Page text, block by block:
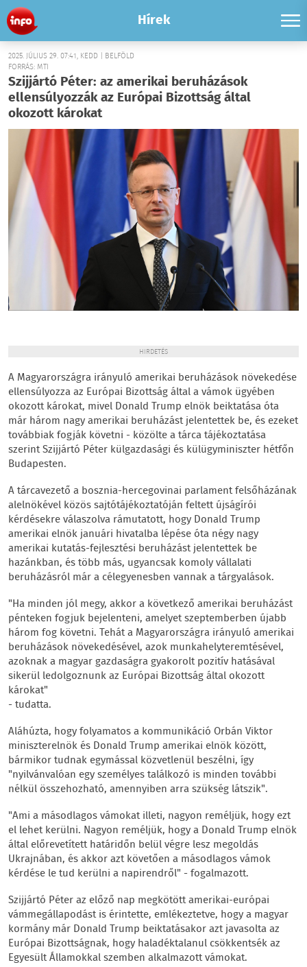
Hírek
2025. JÚLIUS 29. 07:41, KEDD | BELFÖLD
FORRÁS: MTI
Szijjártó Péter: az amerikai beruházások
ellensúlyozzák az Európai Bizottság által
okozott károkat
HIRDETÉS
A Magyarországra irányuló amerikai beruházások növekedése
ellensúlyozza az Európai Bizottság által a vámok ügyében
okozott károkat, mivel Donald Trump elnök beiktatása óta
már három nagy amerikai beruházást jelentettek be, és ezeket
továbbiak fogják követni - közölte a tárca tájékoztatása
szerint Szijjártó Péter külgazdasági és külügyminiszter hétfőn
Budapesten.
A tárcavezető a bosznia-hercegovinai parlament felsőházának
alelnökével közös sajtótájékoztatóján feltett újságírói
kérdésekre válaszolva rámutatott, hogy Donald Trump
amerikai elnök januári hivatalba lépése óta négy nagy
amerikai kutatás-fejlesztési beruházást jelentettek be
hazánkban, és több más, ugyancsak komoly vállalati
beruházásról már a célegyenesben vannak a tárgyalások.
"Ha minden jól megy, akkor a következő amerikai beruházást
pénteken fogjuk bejelenteni, amelyet szeptemberben újabb
három fog követni. Tehát a Magyarországra irányuló amerikai
beruházások növekedésével, azok munkahelyteremtésével,
azoknak a magyar gazdaságra gyakorolt pozitív hatásával
sikerül ledolgoznunk az Európai Bizottság által okozott
károkat"
- tudatta.
Aláhúzta, hogy folyamatos a kommunikáció Orbán Viktor
miniszterelnök és Donald Trump amerikai elnök között,
bármikor tudnak egymással közvetlenül beszélni, így
"nyilvánvalóan egy személyes találkozó is minden további
nélkül összehozható, amennyiben arra szükség látszik".
"Ami a másodlagos vámokat illeti, nagyon reméljük, hogy ezt
el lehet kerülni. Nagyon reméljük, hogy a Donald Trump elnök
által előrevetített határidőn belül végre lesz megoldás
Ukrajnában, és akkor azt követően a másodlagos vámok
kérdése le tud kerülni a napirendről" - fogalmazott.
Szijjártó Péter az előző nap megkötött amerikai-európai
vámmegállapodást is érintette, emlékeztetve, hogy a magyar
kormány már Donald Trump beiktatásakor azt javasolta az
Európai Bizottságnak, hogy haladéktalanul csökkentsék az
Egyesült Államokkal szemben alkalmazott vámokat.